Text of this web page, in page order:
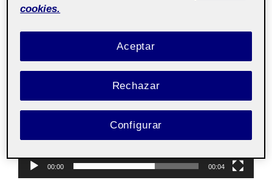
Pública
de
00:00 00:04
cookies.
Rechazar
Aceptar
Configurar